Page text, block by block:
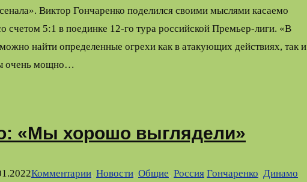
Виктор Гончаренко поделился своими мыслями касаемо
счетом 5:1 в поединке 12-го тура российской Премьер-лиги. «В
найти определенные огрехи как в атакующих действиях, так и
очень мощно…
«Мы хорошо выглядели»
Комментарии, Новости, Общие, Россия Гончаренко, Динамо